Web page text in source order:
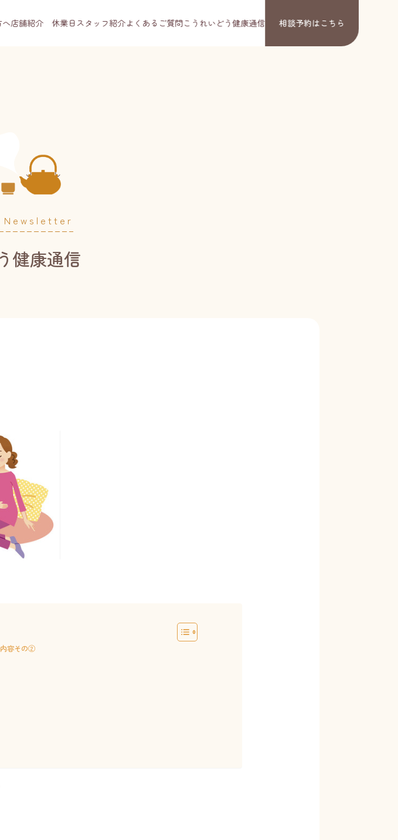
へ店舗紹介 休業日スタッフ紹介よくあるご質問こうれいどう健康通信 相談予約はこちら
Newsletter
健康通信
容その②